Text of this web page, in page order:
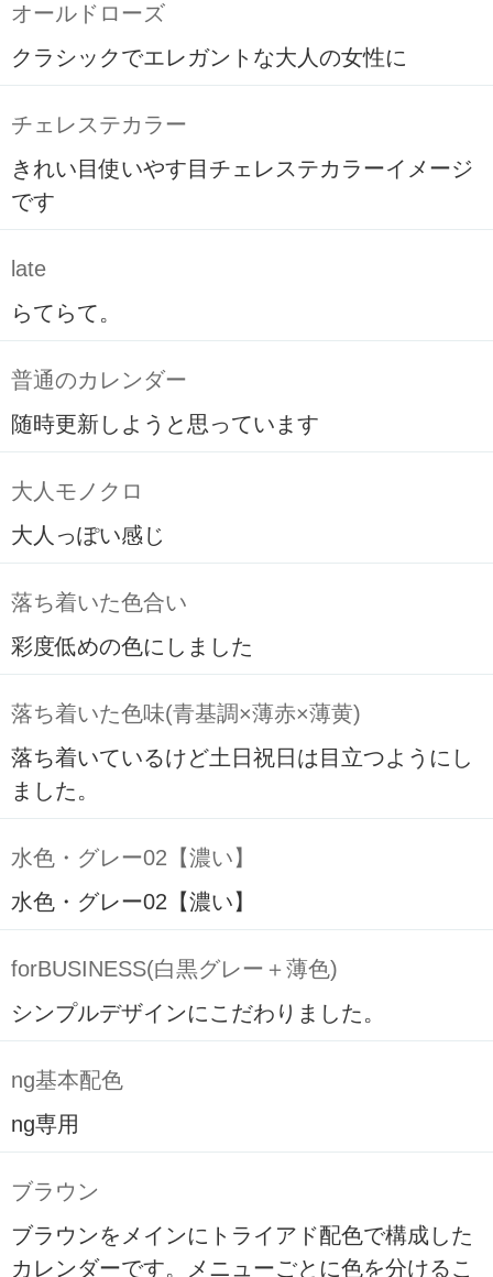
オールドローズ
クラシックでエレガントな大人の女性に
チェレステカラー
きれい目使いやす目チェレステカラーイメージ
です
late
らてらて。
普通のカレンダー
随時更新しようと思っています
大人モノクロ
大人っぽい感じ
落ち着いた色合い
彩度低めの色にしました
落ち着いた色味(青基調×薄赤×薄黄)
落ち着いているけど土日祝日は目立つようにし
ました。
水色・グレー02【濃い】
水色・グレー02【濃い】
forBUSINESS(白黒グレー＋薄色)
シンプルデザインにこだわりました。
ng基本配色
ng専用
ブラウン
ブラウンをメインにトライアド配色で構成した
カレンダーです。メニューごとに色を分けるこ